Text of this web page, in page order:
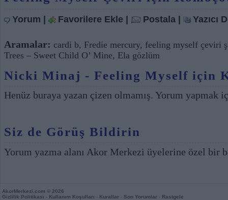
Yorum | Favorilere Ekle | Postala | Yazıcı
Aramalar: cardi b, Fredie mercury, feeling myself çeviri
Trees – Sweet Child O’ Mine, Ela gözlüm
Nicki Minaj - Feeling Myself için
Henüz buraya yazan çizen olmamış. Yorum yapmak
Siz de Görüş Bildirin
Yorum yazma alanı Akor Merkezi üyelerine özel bir
AkorMerkezi.com © 2026
Gizlilik Politikası - Kullanım Koşulları - Kurallar - Son Yorumlar - Rastgele